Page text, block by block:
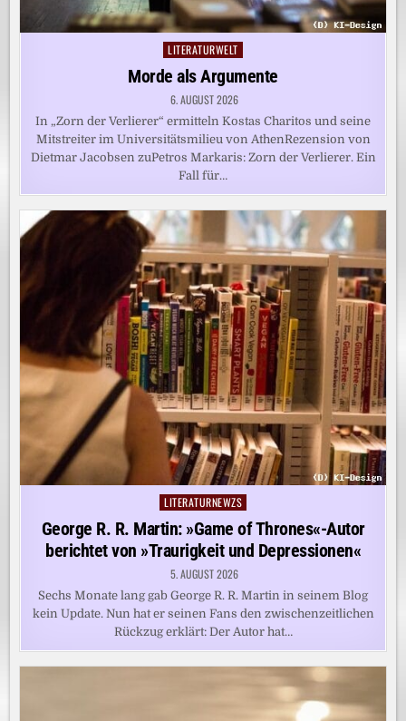
Posted
in
LITERATURWELT
Morde als Argumente
6. AUGUST 2026
In „Zorn der Verlierer“ ermitteln Kostas Charitos und seine
Mitstreiter im Universitätsmilieu von AthenRezension von
Dietmar Jacobsen zuPetros Markaris: Zorn der Verlierer. Ein
Fall für…
Posted
in
LITERATURNEWZS
George R. R. Martin: »Game of Thrones«-Autor
berichtet von »Traurigkeit und Depressionen«
5. AUGUST 2026
Sechs Monate lang gab George R. R. Martin in seinem Blog
kein Update. Nun hat er seinen Fans den zwischenzeitlichen
Rückzug erklärt: Der Autor hat…